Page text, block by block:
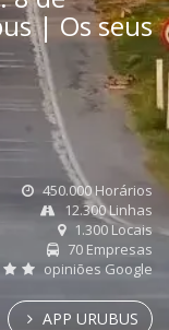
| Os seus
450.000 Horários
12.300 Linhas
1.300 Locais
70 Empresas
opiniões Google
APP URUBUS